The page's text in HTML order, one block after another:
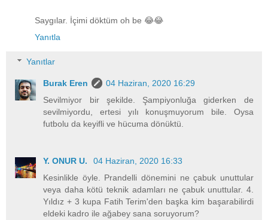
Saygılar. İçimi döktüm oh be 😂😂
Yanıtla
Yanıtlar
Burak Eren
04 Haziran, 2020 16:29
Sevilmiyor bir şekilde. Şampiyonluğa giderken de
sevilmiyordu, ertesi yılı konuşmuyorum bile. Oysa
futbolu da keyifli ve hücuma dönüktü.
Y. ONUR U.
04 Haziran, 2020 16:33
Kesinlikle öyle. Prandelli dönemini ne çabuk unuttular
veya daha kötü teknik adamları ne çabuk unuttular. 4.
Yıldız + 3 kupa Fatih Terim'den başka kim başarabilirdi
eldeki kadro ile ağabey sana soruyorum?